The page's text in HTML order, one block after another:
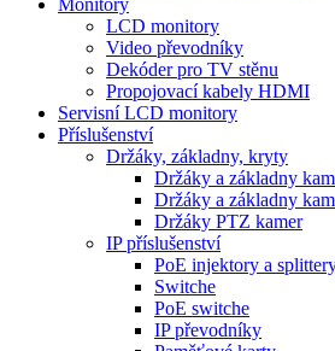
Monitory
LCD monitory
Video převodníky
Dekóder pro TV stěnu
Propojovací kabely HDMI
Servisní LCD monitory
Příslušenství
Držáky, základny, kryty
Držáky a základny
Držáky a základny
Držáky PTZ kamer
IP příslušenství
PoE injektory a
Switche
PoE switche
IP převodníky